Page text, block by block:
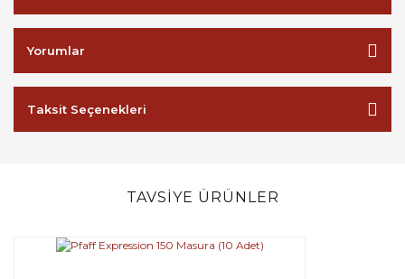
Yorumlar
Taksit Seçenekleri
TAVSİYE ÜRÜNLER